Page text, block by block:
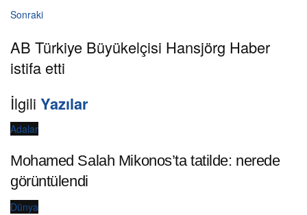
Sonraki
AB Türkiye Büyükelçisi Hansjörg Haber
istifa etti
İlgili Yazılar
Adalar
Mohamed Salah Mikonos’ta tatilde: nerede
görüntülendi
Dünya